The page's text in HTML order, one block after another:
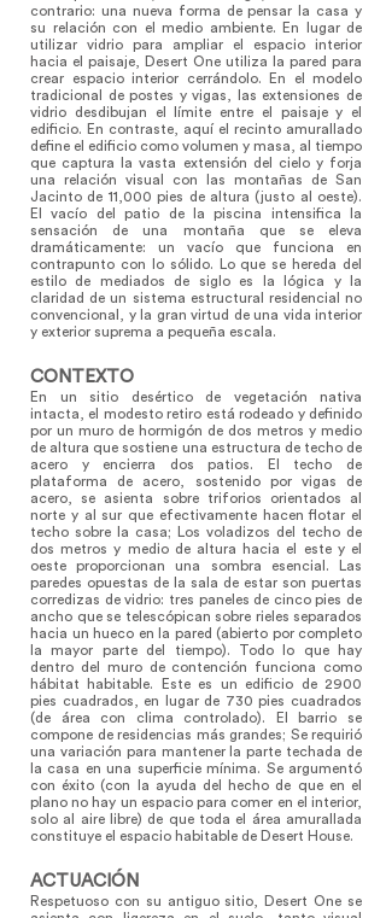
contrario: una nueva forma de pensar la casa y
su relación con el medio ambiente. En lugar de
utilizar vidrio para ampliar el espacio interior
hacia el paisaje, Desert One utiliza la pared para
crear espacio interior cerrándolo. En el modelo
tradicional de postes y vigas, las extensiones de
vidrio desdibujan el límite entre el paisaje y el
edificio. En contraste, aquí el recinto amurallado
define el edificio como volumen y masa, al tiempo
que captura la vasta extensión del cielo y forja
una relación visual con las montañas de San
Jacinto de 11,000 pies de altura (justo al oeste).
El vacío del patio de la piscina intensifica la
sensación de una montaña que se eleva
dramáticamente: un vacío que funciona en
contrapunto con lo sólido. Lo que se hereda del
estilo de mediados de siglo es la lógica y la
claridad de un sistema estructural residencial no
convencional, y la gran virtud de una vida interior
y exterior suprema a pequeña escala.
CONTEXTO
En un sitio desértico de vegetación nativa
intacta, el modesto retiro está rodeado y definido
por un muro de hormigón de dos metros y medio
de altura que sostiene una estructura de techo de
acero y encierra dos patios. El techo de
plataforma de acero, sostenido por vigas de
acero, se asienta sobre triforios orientados al
norte y al sur que efectivamente hacen flotar el
techo sobre la casa; Los voladizos del techo de
dos metros y medio de altura hacia el este y el
oeste proporcionan una sombra esencial. Las
paredes opuestas de la sala de estar son puertas
corredizas de vidrio: tres paneles de cinco pies de
ancho que se telescópican sobre rieles separados
hacia un hueco en la pared (abierto por completo
la mayor parte del tiempo). Todo lo que hay
dentro del muro de contención funciona como
hábitat habitable. Este es un edificio de 2900
pies cuadrados, en lugar de 730 pies cuadrados
(de área con clima controlado). El barrio se
compone de residencias más grandes; Se requirió
una variación para mantener la parte techada de
la casa en una superficie mínima. Se argumentó
con éxito (con la ayuda del hecho de que en el
plano no hay un espacio para comer en el interior,
solo al aire libre) de que toda el área amurallada
constituye el espacio habitable de Desert House.
ACTUACIÓN
Respetuoso con su antiguo sitio, Desert One se